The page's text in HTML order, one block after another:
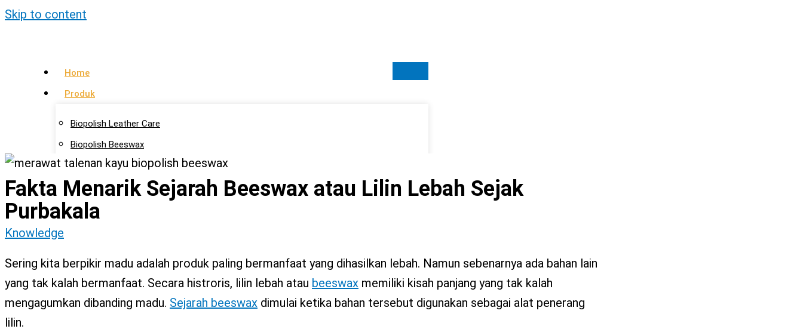
Skip to content
Home
Produk
Biopolish Leather Care
Biopolish Beeswax
Biopolish Natural Oil
Artikel
Lokasi Agen
Fakta Menarik Sejarah Beeswax atau Lilin Lebah Sejak
Purbakala
Knowledge
Sering kita berpikir madu adalah produk paling bermanfaat yang dihasilkan lebah. Namun sebenarnya ada bahan lain
yang tak kalah bermanfaat. Secara histroris, lilin lebah atau beeswax memiliki kisah panjang yang tak kalah
mengagumkan dibanding madu. Sejarah beeswax dimulai ketika bahan tersebut digunakan sebagai alat penerang
lilin.